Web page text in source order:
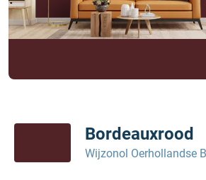
Bordeauxrood
Wijzonol Oerhollandse